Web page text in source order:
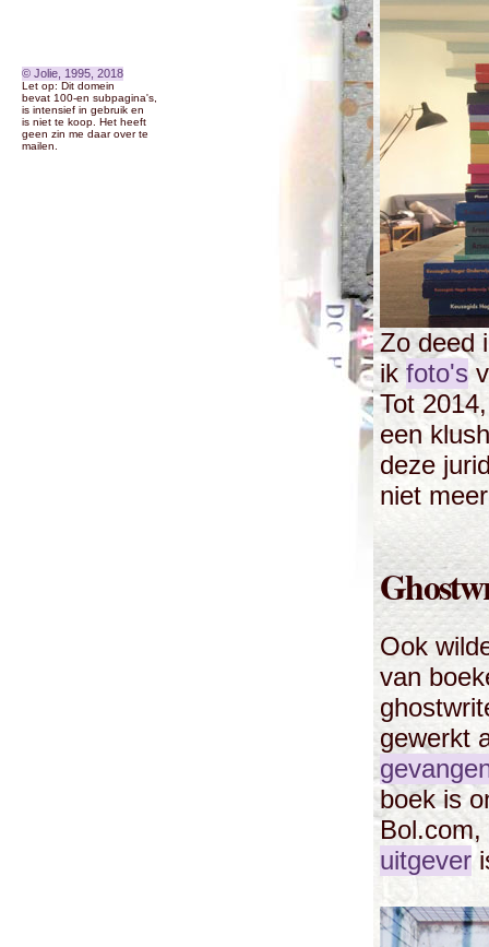
Zo deed
ikfoto's
Tot
een
deze
niet
Ook
van
gewerkt
boek is
Bol.com,
uitgever
© Jolie, 1995, 2018
Let op: Dit domein
bevat 100-en subpagina's,
is intensief in gebruik en
is niet te koop. Het heeft
geen zin me daar over te
mailen.